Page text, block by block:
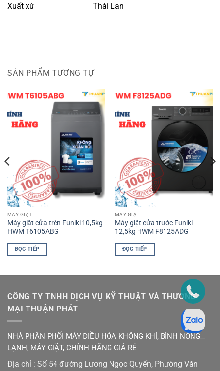
Xuất xứ
Thái Lan
SẢN PHẨM TƯƠNG TỰ
MÁY GIẶT
Máy giặt cửa trên Funiki 10,5kg
HWM T6105ABG
ĐỌC TIẾP
MÁY GIẶT
Máy giặt cửa trước Funiki
12,5kg HWM F8125ADG
ĐỌC TIẾP
CÔNG TY TNHH DỊCH VỤ KỸ THUẬT VÀ THƯƠNG
MẠI THUẬN PHÁT
NHÀ PHÂN PHỐI MÁY ĐIỀU HÒA KHÔNG KHÍ, BÌNH NÓNG
LẠNH, MÁY GIẶT, CHÍNH HÃNG GIÁ RẺ
Địa chỉ : Số 54 đường Lương Ngọc Quyến, Phường Văn